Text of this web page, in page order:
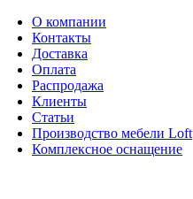
О компании
Контакты
Доставка
Оплата
Распродажа
Клиенты
Статьи
Производство мебели Loft
Комплексное оснащение